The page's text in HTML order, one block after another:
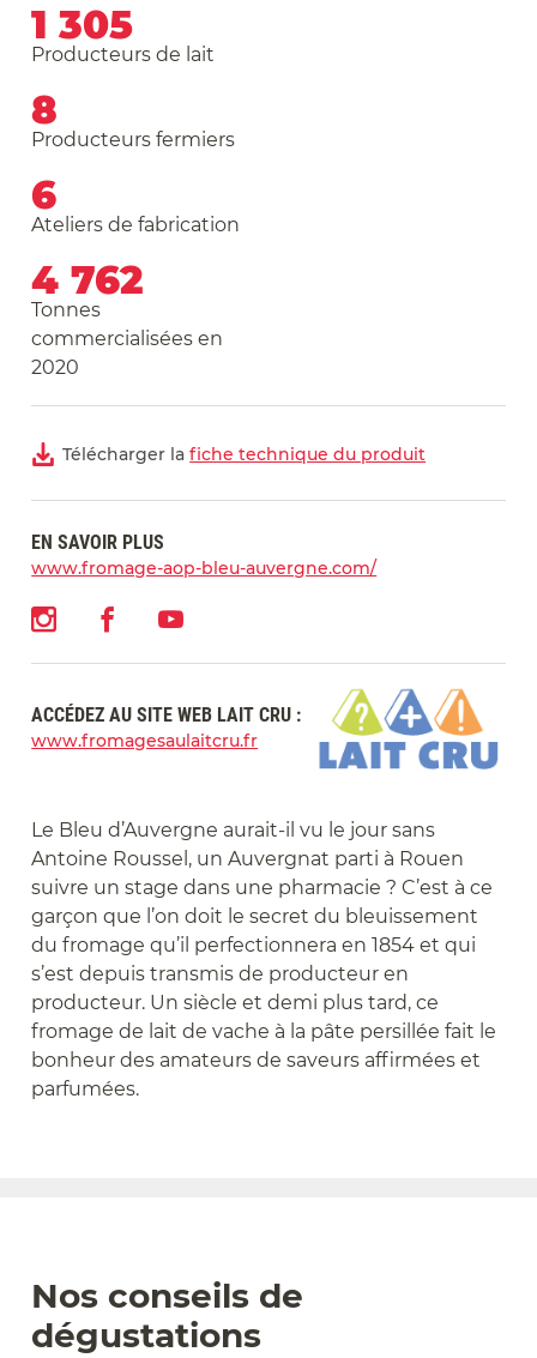
1 305
Producteurs de lait
8
Producteurs fermiers
6
Ateliers de fabrication
4 762
Tonnes
commercialisées en
2020
Télécharger lafiche technique du produit
EN SAVOIR PLUS
www.fromage-aop-bleu-auvergne.com/
ACCÉDEZ AU SITE WEB LAIT CRU :
www.fromagesaulaitcru.fr
Le Bleu d’Auvergne aurait-il vu le jour sans
Antoine Roussel, un Auvergnat parti à Rouen
suivre un stage dans une pharmacie ? C’est à ce
garçon que l’on doit le secret du bleuissement
du fromage qu’il perfectionnera en 1854 et qui
s’est depuis transmis de producteur en
producteur. Un siècle et demi plus tard, ce
fromage de lait de vache à la pâte persillée fait le
bonheur des amateurs de saveurs affirmées et
parfumées.
Nos conseils de
dégustations